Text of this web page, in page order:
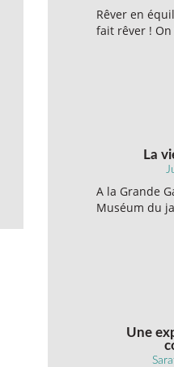
Rêver en
fait rêver !
La
A la Grande
Muséum du
Une